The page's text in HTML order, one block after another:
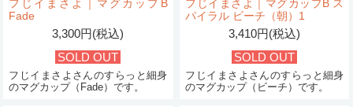
フじイまさよ｜マグカップB
Fade
3,300円(税込)
SOLD OUT
フじイまさよさんのすらっと細身
のマグカップ（Fade）です。
フじイまさよ｜マグカップB ス
パイラル ビーチ（朝）1
3,410円(税込)
SOLD OUT
フじイまさよさんのすらっと細身
のマグカップ（ビーチ）です。